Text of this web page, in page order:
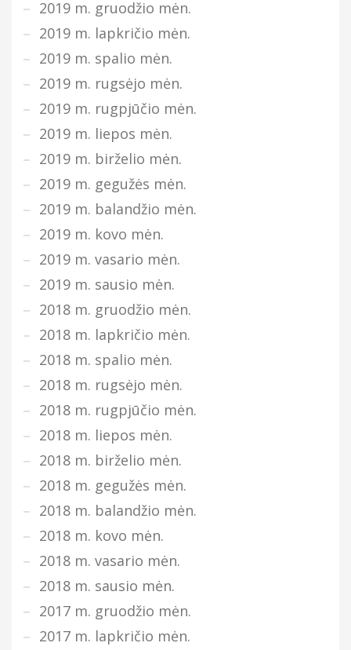
2019 m. gruodžio mėn.
2019 m. lapkričio mėn.
2019 m. spalio mėn.
2019 m. rugsėjo mėn.
2019 m. rugpjūčio mėn.
2019 m. liepos mėn.
2019 m. birželio mėn.
2019 m. gegužės mėn.
2019 m. balandžio mėn.
2019 m. kovo mėn.
2019 m. vasario mėn.
2019 m. sausio mėn.
2018 m. gruodžio mėn.
2018 m. lapkričio mėn.
2018 m. spalio mėn.
2018 m. rugsėjo mėn.
2018 m. rugpjūčio mėn.
2018 m. liepos mėn.
2018 m. birželio mėn.
2018 m. gegužės mėn.
2018 m. balandžio mėn.
2018 m. kovo mėn.
2018 m. vasario mėn.
2018 m. sausio mėn.
2017 m. gruodžio mėn.
2017 m. lapkričio mėn.